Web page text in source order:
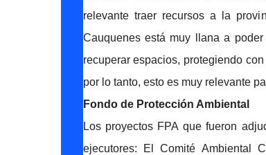
relevante traer recursos a la
Cauquenes está muy llana a
recuperar espacios, protegiendo
por lo tanto, esto es muy relevante
Fondo de Protección Ambiental
Los proyectos FPA que fueron
ejecutores: El Comité Ambiental